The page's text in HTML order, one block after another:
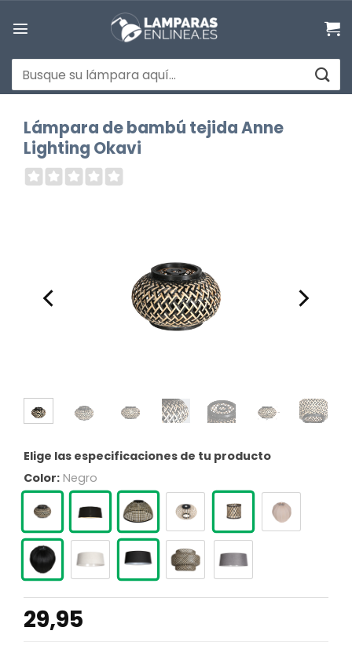
Buscar
por:
Lámpara de bambú tejida Anne
Lighting Okavi
Elige las especificaciones de tu producto
Color: Negro
29,95